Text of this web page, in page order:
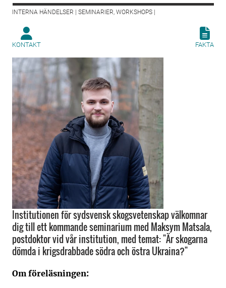
INTERNA HÄNDELSER | SEMINARIER, WORKSHOPS |
KONTAKT FAKTA
Institutionen för sydsvensk skogsvetenskap välkomnar
dig till ett kommande seminarium med Maksym Matsala,
postdoktor vid vår institution, med temat: "Är skogarna
dömda i krigsdrabbade södra och östra Ukraina?"
Om föreläsningen: